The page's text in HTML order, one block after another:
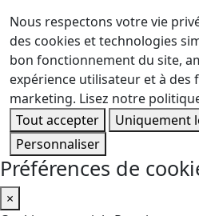
Nous respectons votre vie
des cookies et technologies
bon fonctionnement du site,
expérience utilisateur et à des
marketing. Lisez notre
Tout accepter
Uniquement
Personnaliser
Préférences de
×